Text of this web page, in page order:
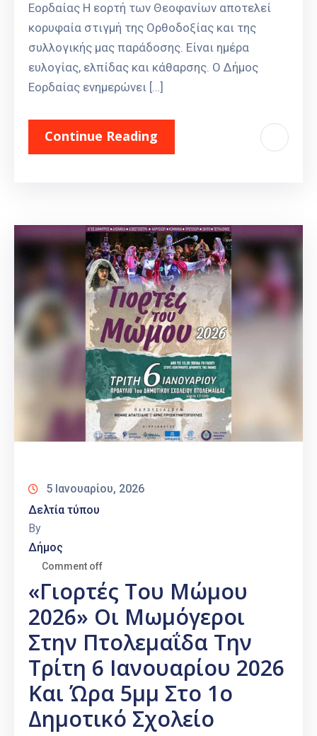
Εορδαίας Η εορτή των Θεοφανίων αποτελεί
κορυφαία στιγμή της Ορθοδοξίας και της
συλλογικής μας παράδοσης. Είναι ημέρα
ευλογίας, ελπίδας και κάθαρσης. Ο Δήμος
Εορδαίας ενημερώνει […]
Continue Reading
5 Ιανουαρίου, 2026
Δελτία τύπου
By
Δήμος
Comment off
«Γιορτές Του Μώμου
2026» Οι Μωμόγεροι
Στην Πτολεμαΐδα Την
Τρίτη 6 Ιανουαρίου 2026
Και Ώρα 5μμ Στο 1ο
Δημοτικό Σχολείο